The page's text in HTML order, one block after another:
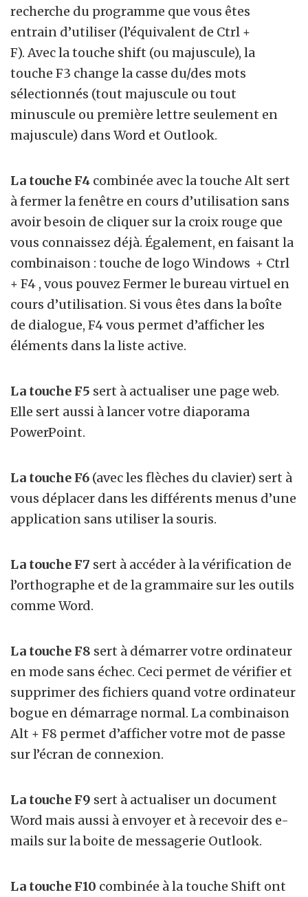
recherche du programme que vous êtes
entrain d’utiliser (l’équivalent de Ctrl +
F). Avec la touche shift (ou majuscule), la
touche F3 change la casse du/des mots
sélectionnés (tout majuscule ou tout
minuscule ou première lettre seulement en
majuscule) dans Word et Outlook.
La touche F4 combinée avec la touche Alt sert
à fermer la fenêtre en cours d’utilisation sans
avoir besoin de cliquer sur la croix rouge que
vous connaissez déjà. Également, en faisant la
combinaison : touche de logo Windows + Ctrl
+ F4 , vous pouvez Fermer le bureau virtuel en
cours d’utilisation. Si vous êtes dans la boîte
de dialogue, F4 vous permet d’afficher les
éléments dans la liste active.
La touche F5 sert à actualiser une page web.
Elle sert aussi à lancer votre diaporama
PowerPoint.
La touche F6 (avec les flèches du clavier) sert à
vous déplacer dans les différents menus d’une
application sans utiliser la souris.
La touche F7 sert à accéder à la vérification de
l’orthographe et de la grammaire sur les outils
comme Word.
La touche F8 sert à démarrer votre ordinateur
en mode sans échec. Ceci permet de vérifier et
supprimer des fichiers quand votre ordinateur
bogue en démarrage normal. La combinaison
Alt + F8 permet d’afficher votre mot de passe
sur l’écran de connexion.
La touche F9 sert à actualiser un document
Word mais aussi à envoyer et à recevoir des e-
mails sur la boite de messagerie Outlook.
La touche F10 combinée à la touche Shift ont